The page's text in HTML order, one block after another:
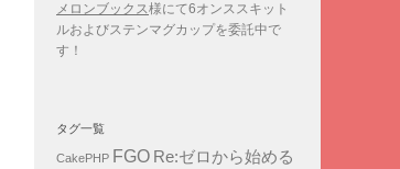
メロンブックス様にて6オンススキット
ルおよびステンマグカップを委託中で
す！
タグ一覧
CakePHP FGO Re:ゼロから始める